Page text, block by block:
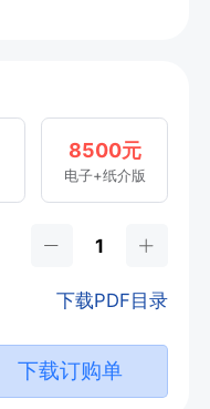
8500元
电子+纸介版
下载PDF目录
下载订购单